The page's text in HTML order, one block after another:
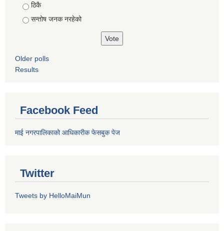
ठिकै
सन्तोष जनक नरहेको
Older polls
Results
Facebook Feed
माई नगरपालिकाको आधिकारीक फेसबुक पेज
Twitter
Tweets by HelloMaiMun